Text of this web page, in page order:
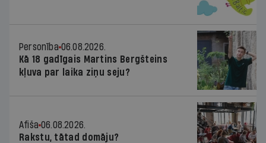
Personība 06.08.2026.
Kā 18 gadīgais Martins Bergšteins
kļuva par laika ziņu seju?
Afiša 06.08.2026.
Rakstu, tātad domāju?